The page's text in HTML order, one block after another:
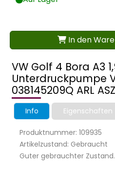
VW Golf 4 Bora A3
Unterdruckpumpe
038145209Q ARL
Info Eigenschaften
Produktnummer: 109935
Artikelzustand: Gebraucht
Guter gebrauchter
In den